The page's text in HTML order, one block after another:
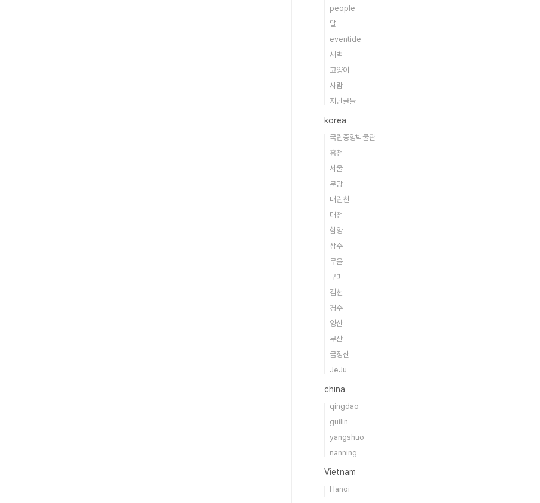
people
달
eventide
새벽
고양이
사람
지난글들
korea
국립중앙박물관
홍천
서울
분당
내린천
대전
함양
상주
무을
구미
김천
경주
양산
부산
금정산
JeJu
china
qingdao
guilin
yangshuo
nanning
Vietnam
Hanoi